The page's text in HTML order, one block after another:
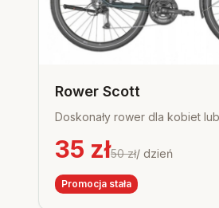
Rower Scott
Doskonały rower dla kobiet
35 zł50zł/ dzień
Promocja stała